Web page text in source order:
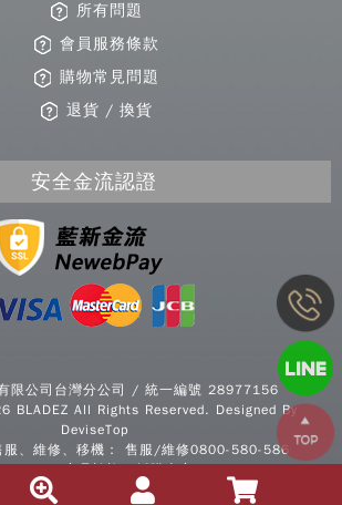
©
All
所有問題
會員服務條款
購物常見問題
退貨 / 換貨
安全金流認證
限公司台灣分公司 / 統一編號 28977156
BLADEZ All Rights Reserved. Designed By
DeviseTop
服、維修、移機： 售服/維修0800-580-586
/ 商品諮詢、採購專案：0800-277339
| @LINE：
@bhasia